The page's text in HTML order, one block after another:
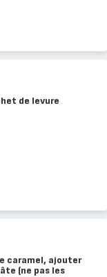
de levure
caramel, ajouter
(ne pas les